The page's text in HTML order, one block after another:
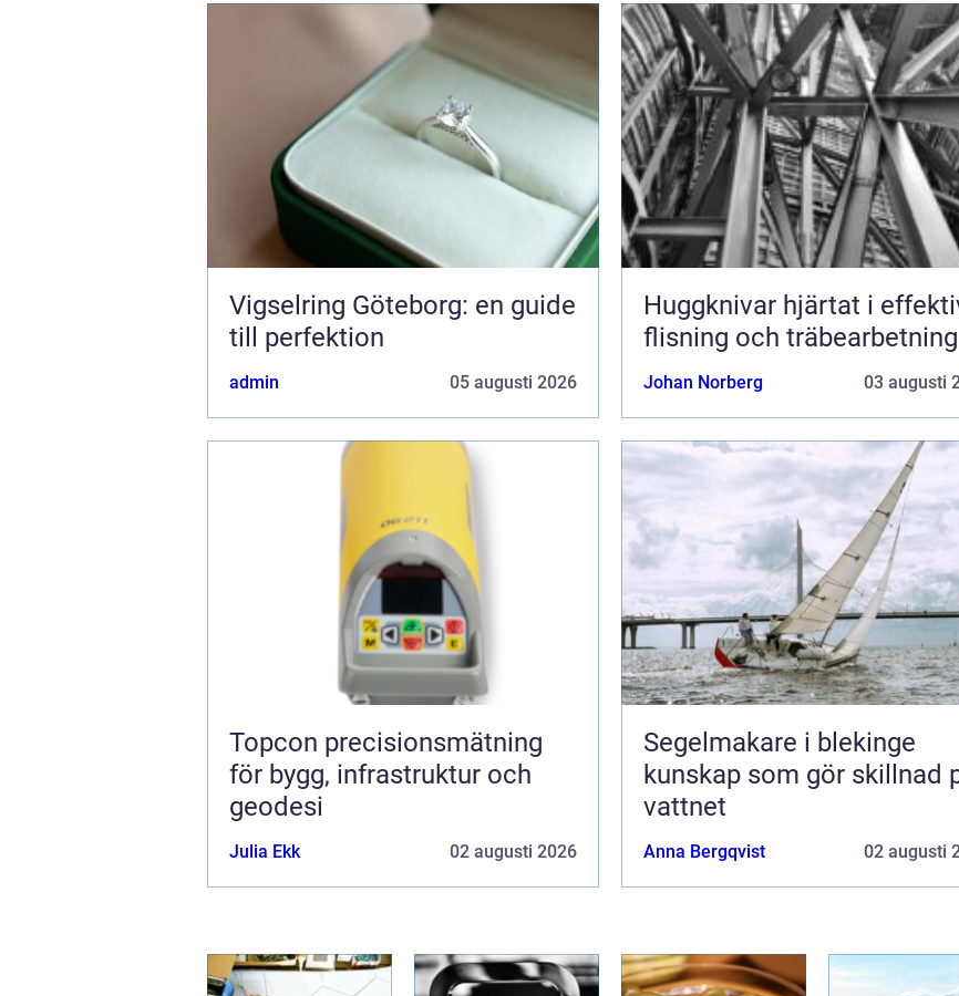
Vigselring Göteborg: en guide
till perfektion
admin 05 augusti 2026
Huggknivar hjärtat i effektiv
flisning och träbearbetning
Johan Norberg 03 augusti
Topcon precisionsmätning
för bygg, infrastruktur och
geodesi
Julia Ekk 02 augusti 2026
Segelmakare i blekinge
kunskap som gör skillnad
vattnet
Anna Bergqvist 02 augusti